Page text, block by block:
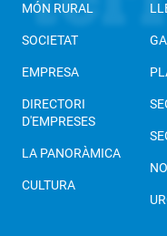
MÓN RURAL
SOCIETAT
EMPRESA
DIRECTORI
D'EMPRESES
LA PANORÀMICA
CULTURA